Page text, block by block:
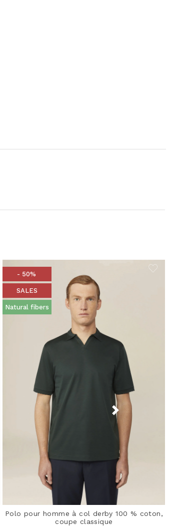
- 50%
SALES
Natural fibers
Polo pour homme à col derby 100 % coton,
coupe classique